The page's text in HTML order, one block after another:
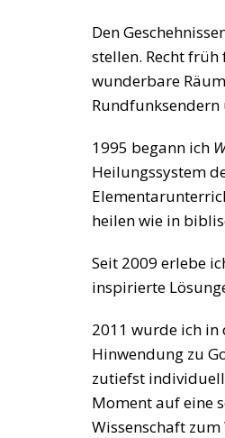
Den
stellen. Recht
wunderbare
1995 begann ich
Heilungssystem
heilen wie in
Seit 2009 erlebe
inspirierte
2011 wurde ich
Hinwendung zu
zutiefst
Moment auf eine
Wissenschaft